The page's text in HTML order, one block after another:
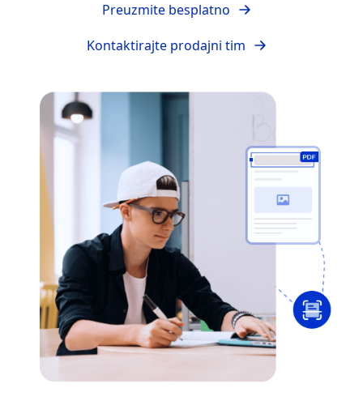
Preuzmite besplatno
Kontaktirajte prodajni tim